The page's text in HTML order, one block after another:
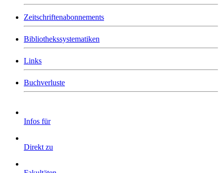
Zeitschriftenabonnements
Bibliothekssystematiken
Links
Buchverluste
Infos für
Direkt zu